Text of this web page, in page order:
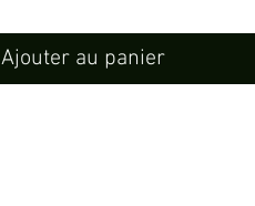
Ajouter au panier